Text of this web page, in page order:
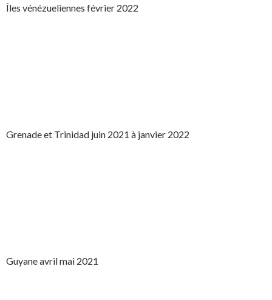
Îles vénézueliennes février 2022
Grenade et Trinidad juin 2021 à janvier 2022
Guyane avril mai 2021